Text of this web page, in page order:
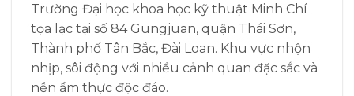
Trường Đại học khoa học kỹ thuật Minh Chí
tọa lạc tại số 84 Gungjuan, quận Thái Sơn,
Thành phố Tân Bắc, Đài Loan. Khu vực nhộn
nhịp, sôi động với nhiều cảnh quan đặc sắc và
nền ẩm thực độc đáo.